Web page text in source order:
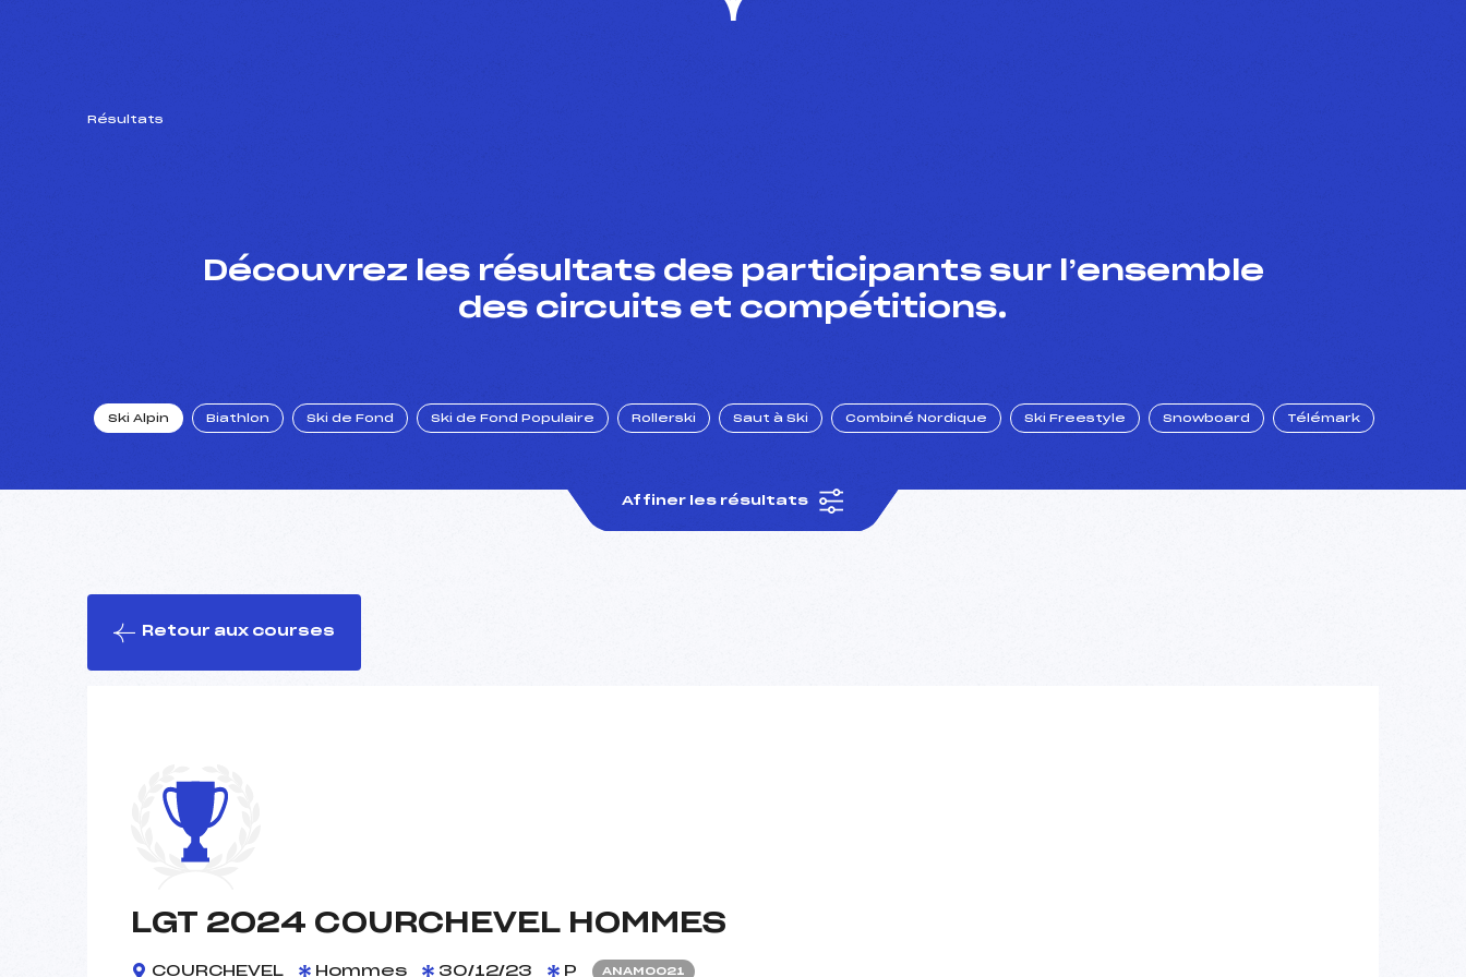
Résultats
Découvrez les résultats des participants sur l’ensemble
des circuits et compétitions.
Ski Alpin Biathlon Ski de Fond Ski de Fond Populaire Rollerski Saut à Ski Combiné Nordique Ski Freestyle Snowboard Télémark
Affiner les résultats
Retour aux courses
LGT 2024 COURCHEVEL HOMMES
COURCHEVEL Hommes 30/12/23 P ANAM0021